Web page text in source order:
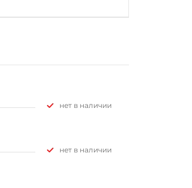
Нет в наличии
Нет в наличии